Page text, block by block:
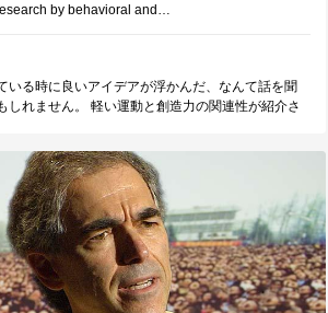
by behavioral and…
いる時に良いアイデアが浮かんだ、なんて話を聞
しれません。 軽い運動と創造力の関連性が紹介さ